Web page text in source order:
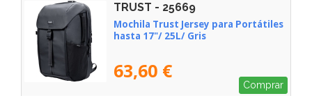
TRUST - 25669
Mochila Trust Jersey para Portátiles
hasta 17"/ 25L/ Gris
63,60 €
Comprar